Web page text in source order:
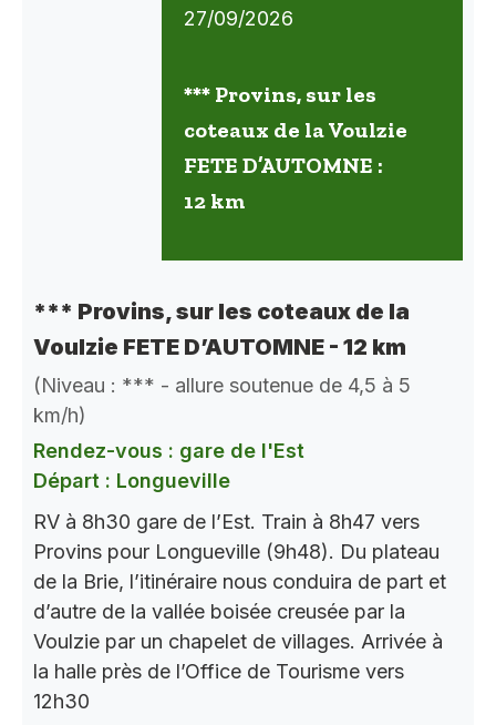
27/09/2026
*** Provins, sur les
coteaux de la Voulzie
FETE D’AUTOMNE :
12 km
*** Provins, sur les coteaux de la
Voulzie FETE D’AUTOMNE - 12 km
(Niveau : *** - allure soutenue de 4,5 à 5
km/h)
Rendez-vous : gare de l'Est
Départ : Longueville
RV à 8h30 gare de l’Est. Train à 8h47 vers
Provins pour Longueville (9h48). Du plateau
de la Brie, l’itinéraire nous conduira de part et
d’autre de la vallée boisée creusée par la
Voulzie par un chapelet de villages. Arrivée à
la halle près de l’Office de Tourisme vers
12h30